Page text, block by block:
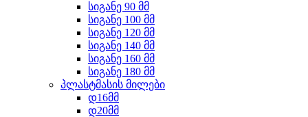
სიგანე 90 მმ
სიგანე 100 მმ
სიგანე 120 მმ
სიგანე 140 მმ
სიგანე 160 მმ
სიგანე 180 მმ
პლასტმასის მილები
დ16მმ
დ20მმ